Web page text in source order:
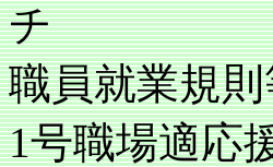
チ
職員就業規
1号職場適応